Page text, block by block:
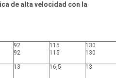
de alta velocidad con la
92 115
130
92 115 130
13 16,5 13